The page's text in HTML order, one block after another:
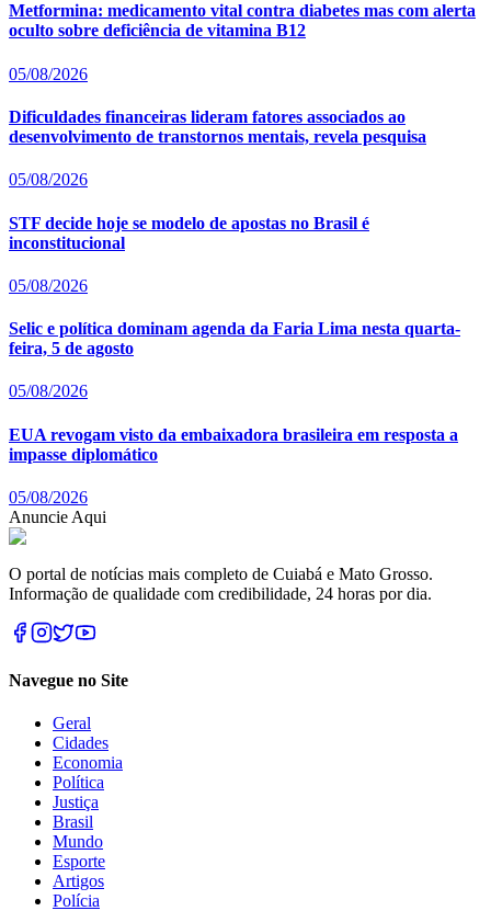
Metformina: medicamento vital contra diabetes mas com alerta
oculto sobre deficiência de vitamina B12
05/08/2026
Dificuldades financeiras lideram fatores associados ao
desenvolvimento de transtornos mentais, revela pesquisa
05/08/2026
STF decide hoje se modelo de apostas no Brasil é
inconstitucional
05/08/2026
Selic e política dominam agenda da Faria Lima nesta quarta-
feira, 5 de agosto
05/08/2026
EUA revogam visto da embaixadora brasileira em resposta a
impasse diplomático
05/08/2026
Anuncie Aqui
O portal de notícias mais completo de Cuiabá e Mato Grosso.
Informação de qualidade com credibilidade, 24 horas por dia.
Navegue no Site
Geral
Cidades
Economia
Política
Justiça
Brasil
Mundo
Esporte
Artigos
Polícia